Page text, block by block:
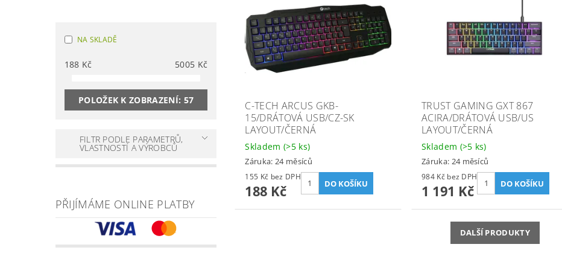
NA SKLADĚ
188 Kč 5005 Kč
POLOŽEK K ZOBRAZENÍ: 57
FILTR PODLE PARAMETRŮ,
VLASTNOSTÍ A VÝROBCŮ
PŘIJÍMÁME ONLINE PLATBY
C-TECH ARCUS GKB-
15/DRÁTOVÁ USB/CZ-SK
LAYOUT/ČERNÁ
Skladem (>5 ks)
Záruka: 24 měsíců
155 Kč bez DPH
188 Kč
TRUST GAMING GXT 867
ACIRA/DRÁTOVÁ USB/US
LAYOUT/ČERNÁ
Skladem (>5 ks)
Záruka: 24 měsíců
984 Kč bez DPH
1 191 Kč
DALŠÍ PRODUKTY